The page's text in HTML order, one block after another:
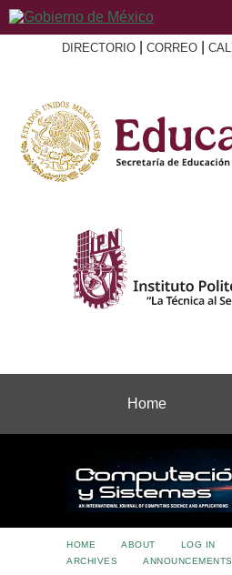
DIRECTORIO CORREO
Home
HOME ABOUT LOG IN
ARCHIVES
ANNOUNCEMENTS